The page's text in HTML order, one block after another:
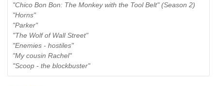
"Chico Bon Bon: The Monkey with the Tool Belt" (Season 2)
"Horns"
"Parker"
"The Wolf of Wall Street"
"Enemies - hostiles"
"My cousin Rachel"
"Scoop - the blockbuster"